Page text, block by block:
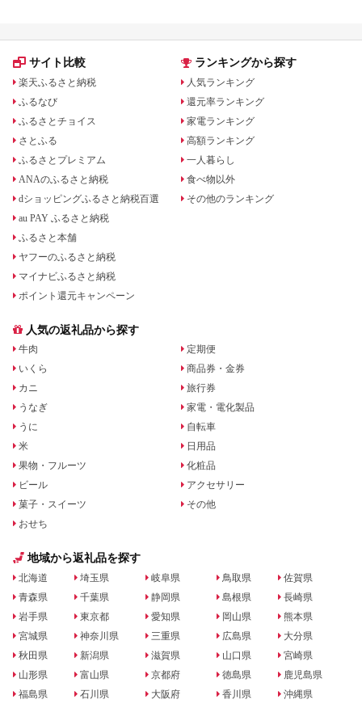
サイト比較
楽天ふるさと納税
ふるなび
ふるさとチョイス
さとふる
ふるさとプレミアム
ANAのふるさと納税
dショッピングふるさと納税百選
au PAY ふるさと納税
ふるさと本舗
ヤフーのふるさと納税
マイナビふるさと納税
ポイント還元キャンペーン
ランキングから探す
人気ランキング
還元率ランキング
家電ランキング
高額ランキング
一人暮らし
食べ物以外
その他のランキング
人気の返礼品から探す
牛肉
いくら
カニ
うなぎ
うに
米
果物・フルーツ
ビール
菓子・スイーツ
おせち
定期便
商品券・金券
旅行券
家電・電化製品
自転車
日用品
化粧品
アクセサリー
その他
地域から返礼品を探す
北海道
青森県
岩手県
宮城県
秋田県
山形県
福島県
埼玉県
千葉県
東京都
神奈川県
新潟県
富山県
石川県
岐阜県
静岡県
愛知県
三重県
滋賀県
京都府
大阪府
鳥取県
島根県
岡山県
広島県
山口県
徳島県
香川県
佐賀県
長崎県
熊本県
大分県
宮崎県
鹿児島県
沖縄県